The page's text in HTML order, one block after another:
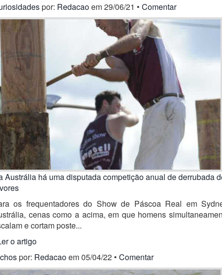
por: Redacaoem 29/06/21 • Comentar
Austrália há uma disputada competição anual de derrubada
os frequentadores do Show de Páscoa Real em
cenas como a acima, em que homens
e cortam poste...
o artigo
por: Redacaoem 05/04/22 • Comentar